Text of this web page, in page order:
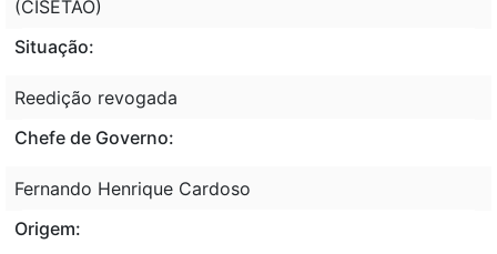
(CISETÃO)
Situação:
Reedição revogada
Chefe de Governo:
Fernando Henrique Cardoso
Origem: